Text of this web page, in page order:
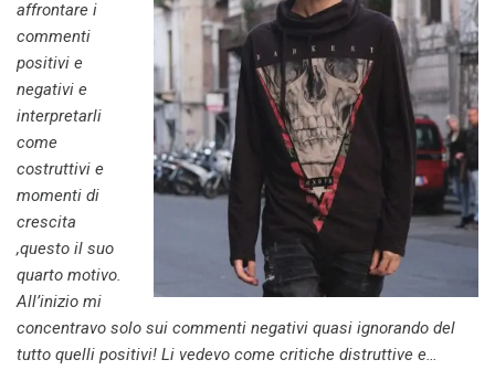
affrontare i
commenti
positivi e
negativi e
interpretarli
come
costruttivi e
momenti di
crescita
,questo il suo
quarto motivo.
All’inizio mi
concentravo solo sui commenti negativi quasi ignorando del
tutto quelli positivi! Li vedevo come critiche distruttive e…